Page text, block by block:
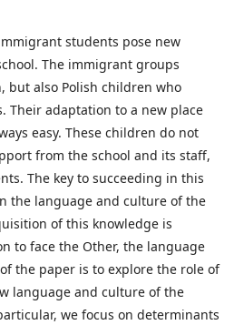
students pose new
The immigrant groups
but also Polish children who
Their adaptation to a new place
easy. These children do not
from the school and its staff,
The key to succeeding in this
the language and culture of the
of this knowledge is
to face the Other, the language
the paper is to explore the role of
language and culture of the
we focus on determinants